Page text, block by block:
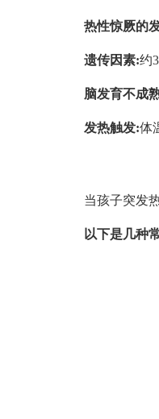
热性惊厥的
遗传因素:约
脑发育不成
发热触发:体
当孩子突发
以下是几种